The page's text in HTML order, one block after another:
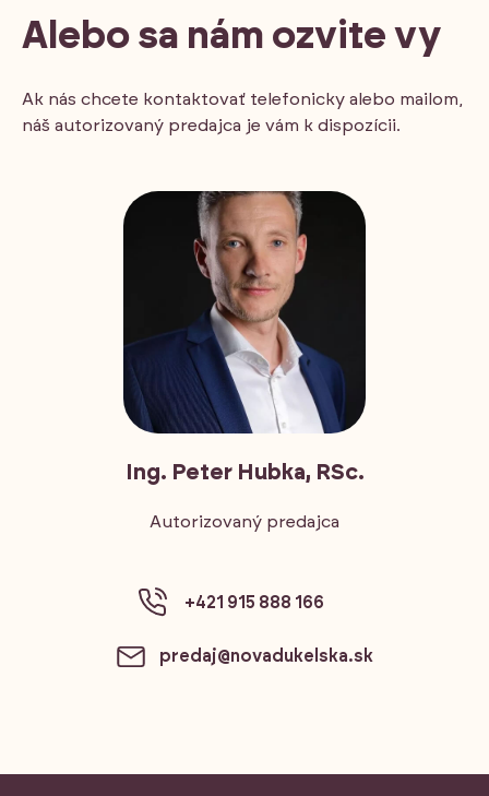
Alebo sa nám ozvite vy
Ak nás chcete kontaktovať telefonicky alebo mailom,
náš autorizovaný predajca je vám k dispozícii.
Ing. Peter Hubka, RSc.
Autorizovaný predajca
+421 915 888 166
predaj@novadukelska.sk